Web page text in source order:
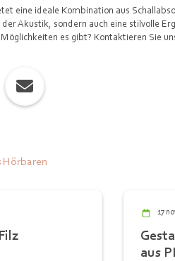
eine ideale Kombination aus
Akustik, sondern auch eine stilvolle
es gibt? Kontaktieren Sie
Hörbaren
17
aus